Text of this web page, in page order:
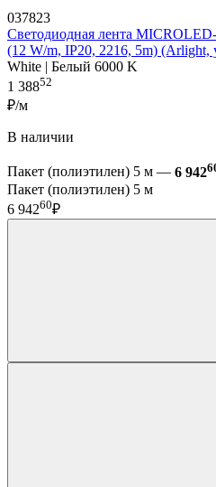
037823
Светодиодная лента
(12 W/m, IP20, 2216, 5m) (Arlight,
White | Белый 6000 K
1 38852
₽/м
В наличии
Пакет (полиэтилен) 5 м — 6 942
Пакет (полиэтилен) 5 м
6 94260₽